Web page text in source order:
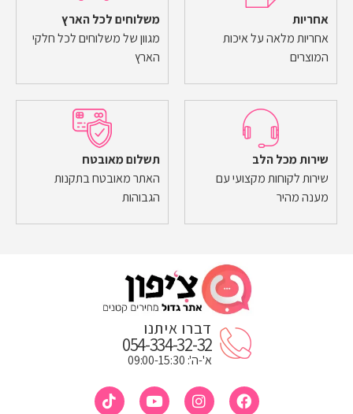
אחריות
אחריות מלאה על איכות
המוצרים
משלוחים לכל הארץ
מגוון של משלוחים לכל חלקי
הארץ
שירות מכל הלב
שירות לקוחות מקצועי עם
מענה מהיר
תשלום מאובטח
האתר מאובטח בתקנות
הגבוהות
דברו איתנו
054-334-32-32
א'-ה': 09:00-15:30